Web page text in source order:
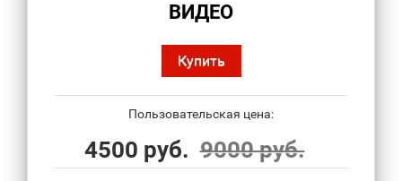
ВИДЕО
Купить
Пользовательская цена:
4500 руб. 9000 руб.